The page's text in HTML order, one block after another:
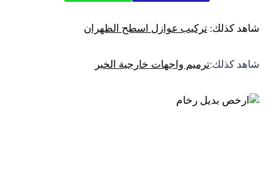
شاهد كذلك:تركيب عوازل اسطح الظهران
شاهد كذلك:ترميم واجهات خارجية الخبر